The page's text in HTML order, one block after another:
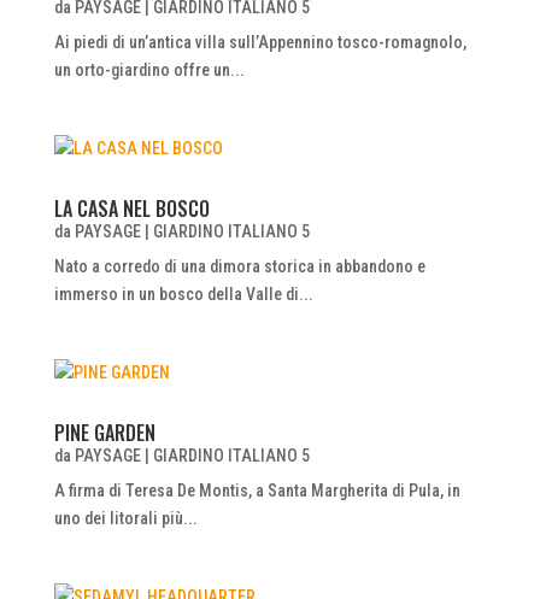
da PAYSAGE| GIARDINO ITALIANO 5
Ai piedi di un’antica villa sull’Appennino tosco-romagnolo,
un orto-giardino offre un...
LA CASA NEL BOSCO
da PAYSAGE| GIARDINO ITALIANO 5
Nato a corredo di una dimora storica in abbandono e
immerso in un bosco della Valle di...
PINE GARDEN
da PAYSAGE| GIARDINO ITALIANO 5
A firma di Teresa De Montis, a Santa Margherita di Pula, in
uno dei litorali più...